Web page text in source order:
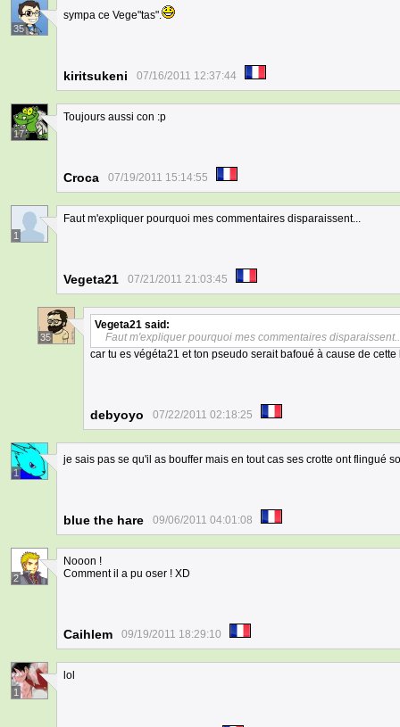
35
sympa ce Vege"tas".
kiritsukeni 07/16/2011 12:37:44
17
Toujours aussi con :p
Croca 07/19/2011 15:14:55
1
Faut m'expliquer pourquoi mes commentaires disparaissent...
Vegeta21 07/21/2011 21:03:45
35
Vegeta21 said:
Faut m'expliquer pourquoi mes commentaires
car tu es végéta21 et ton pseudo serait bafoué à cause de cette
debyoyo 07/22/2011 02:18:25
1
je sais pas se qu'il as bouffer mais en tout cas ses crotte ont flingué
blue the hare 09/06/2011 04:01:08
2
Nooon !
Comment il a pu oser ! XD
Caihlem 09/19/2011 18:29:10
1
lol